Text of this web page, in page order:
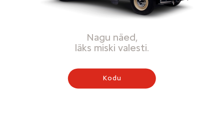
Nagu näed,
läks miski valesti.
Kodu